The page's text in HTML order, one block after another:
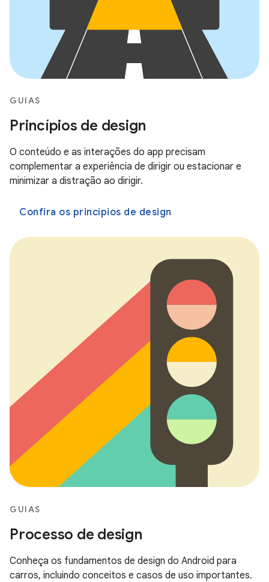
GUIAS
Princípios de design
O conteúdo e as interações do app precisam
complementar a experiência de dirigir ou estacionar e
minimizar a distração ao dirigir.
Confira os princípios de design
GUIAS
Processo de design
Conheça os fundamentos de design do Android para
carros, incluindo conceitos e casos de uso importantes.